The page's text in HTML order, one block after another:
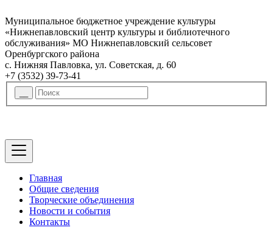
Муниципальное бюджетное учреждение культуры
«Нижнепавловский центр культуры и библиотечного
обслуживания» МО Нижнепавловский сельсовет
Оренбургского района
с. Нижняя Павловка, ул. Советская, д. 60
+7 (3532) 39-73-41
Главная
Общие сведения
Творческие объединения
Новости и события
Контакты